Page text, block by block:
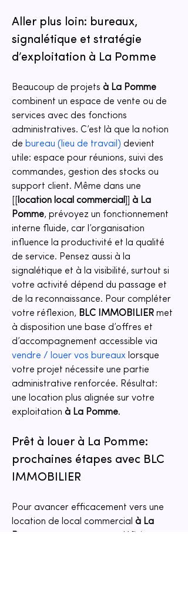
Aller plus loin: bureaux,
signalétique et stratégie
d’exploitation à La Pomme
Beaucoup de projets à La Pomme
combinent un espace de vente ou de
services avec des fonctions
administratives. C’est là que la notion
de bureau (lieu de travail) devient
utile: espace pour réunions, suivi des
commandes, gestion des stocks ou
support client. Même dans une
location local commercial
à La
Pomme, prévoyez un fonctionnement
interne fluide, car l’organisation
influence la productivité et la qualité
de service. Pensez aussi à la
signalétique et à la visibilité, surtout si
votre activité dépend du passage et
de la reconnaissance. Pour compléter
votre réflexion, BLC IMMOBILIER met
à disposition une base d’offres et
d’accompagnement accessible via
vendre / louer vos bureaux lorsque
votre projet nécessite une partie
administrative renforcée. Résultat:
une location plus alignée sur votre
exploitation à La Pomme.
Prêt à louer à La Pomme:
prochaines étapes avec BLC
IMMOBILIER
Pour avancer efficacement vers une
location de local commercial à La